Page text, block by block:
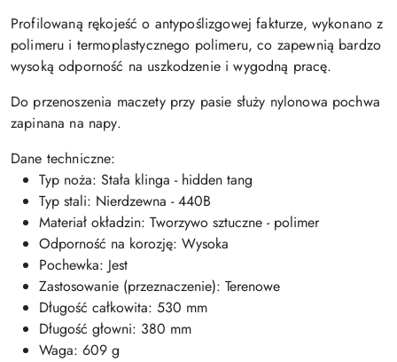
Profilowaną rękojeść o antypoślizgowej fakturze, wykonano z
polimeru i termoplastycznego polimeru, co zapewnią bardzo
wysoką odporność na uszkodzenie i wygodną pracę.
Do przenoszenia maczety przy pasie służy nylonowa pochwa
zapinana na napy.
Dane techniczne:
Typ noża: Stała klinga - hidden tang
Typ stali: Nierdzewna - 440B
Materiał okładzin: Tworzywo sztuczne - polimer
Odporność na korozję: Wysoka
Pochewka: Jest
Zastosowanie (przeznaczenie): Terenowe
Długość całkowita: 530 mm
Długość głowni: 380 mm
Waga: 609 g